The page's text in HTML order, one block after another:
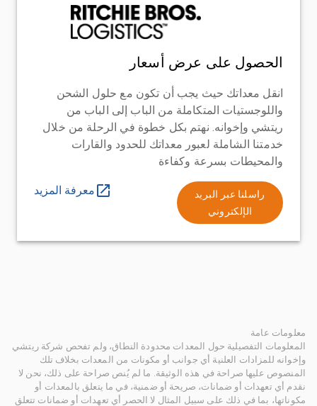
الحصول على عرض أسعار
انقل معداتك حيث يجب أن تكون مع حلول الشحن
واللوجستيات المتكاملة من الباب إلى الباب من
ريتشي وإخوانه. نهتم بكل خطوة في الرحلة من خلال
خدمتنا الشاملة لعبور معداتك للحدود والقارات
والمحيطات بسرعة وكفاءة
راسلنا عبر البريد
الإلكتروني
معرفة المزيد
معلومات عامة
المعلومات التفصيلية حول المعدات محدودة النطاق، ولم تفحص شركة ريتشي
وإخوانه للمزادات العلنية أي جوانب أو مكونات من المعدات بخلاف تلك
المنصوص عليها صراحة في هذه الوثيقة. ما لم يُنص صراحة على ذلك، نحن لا
نقدم أي تعهدات أو ضمانات، صريحة أو ضمنية، في ما يتعلق بالمعدات أو
مكوناتها، بما في ذلك على سبيل المثال لا الحصر أي تعهدات أو ضمانات تتعلق